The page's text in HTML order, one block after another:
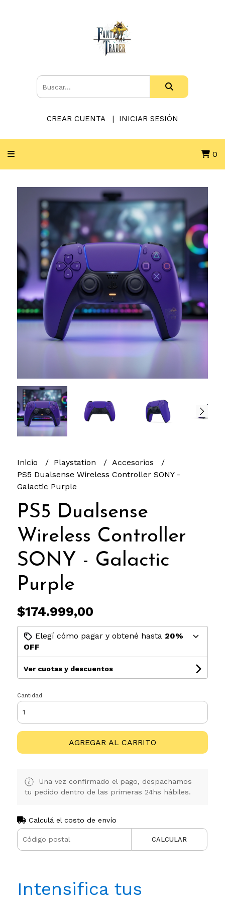
CREAR CUENTA INICIAR SESIÓN
0
Inicio Playstation
Accesorios
PS5 Dualsense Wireless Controller SONY -
Galactic Purple
PS5 Dualsense
Wireless Controller
SONY - Galactic
Purple
$174.999,00
Elegí cómo pagar y obtené hasta 20%
OFF
Ver cuotas y descuentos
Cantidad
AGREGAR AL CARRITO
Una vez confirmado el pago, despachamos
tu pedido dentro de las primeras 24hs hábiles.
Calculá el costo de envío
CALCULAR
Intensifica tus